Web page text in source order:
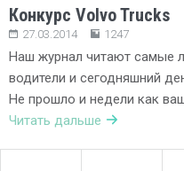
Конкурс Volvo Trucks
27.03.2014 1247
Наш журнал читают самые
водители и сегодняшний
Не прошло и недели как
Читать дальше